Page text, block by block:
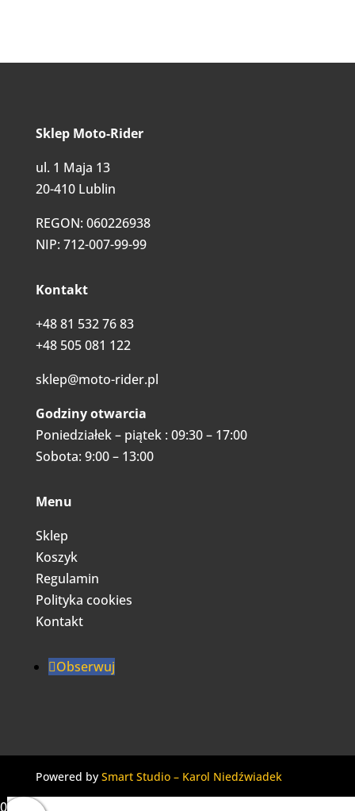
Sklep Moto-Rider
ul. 1 Maja 13
20-410 Lublin
REGON: 060226938
NIP: 712-007-99-99
Kontakt
+48 81 532 76 83
+48 505 081 122
sklep@moto-rider.pl
Godziny otwarcia
Poniedziałek – piątek : 09:30 – 17:00
Sobota: 9:00 – 13:00
Menu
Sklep
Koszyk
Regulamin
Polityka cookies
Kontakt
Obserwuj
Powered by Smart Studio – Karol Niedźwiadek
0